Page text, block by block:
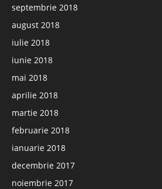
septembrie 2018
august 2018
iulie 2018
iunie 2018
mai 2018
aprilie 2018
martie 2018
februarie 2018
ianuarie 2018
decembrie 2017
noiembrie 2017